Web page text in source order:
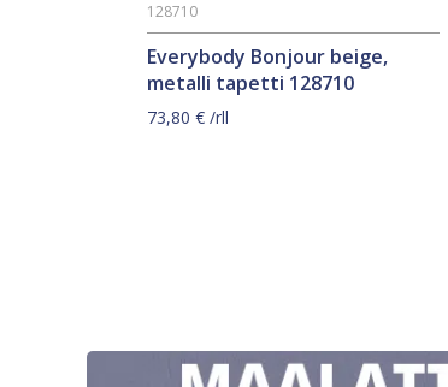
Everybody Bonjour beige,
metalli tapetti 128710
128710
73,80 € /rll